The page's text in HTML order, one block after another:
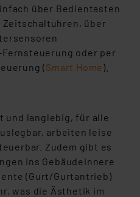
über Bedientasten
über
oder per
( Smart Home ).
und langlebig, für alle
arbeiten leise
Zudem gibt es
ins Gebäudeinnere
(Gurt/Gurtantrieb)
was die Ästhetik im